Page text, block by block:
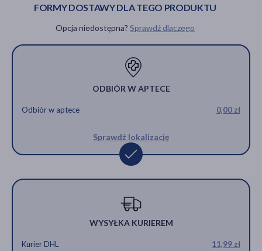
FORMY DOSTAWY DLA TEGO PRODUKTU
Opcja niedostępna? Sprawdź dlaczego
ODBIÓR W APTECE
Odbiór w aptece 0,00 zł
Sprawdź lokalizację
WYSYŁKA KURIEREM
Kurier DHL
11,99 zł